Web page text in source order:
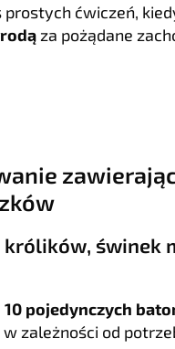
ćwiczeń,
za pożądane
świnek
10 pojedynczych
zależności od